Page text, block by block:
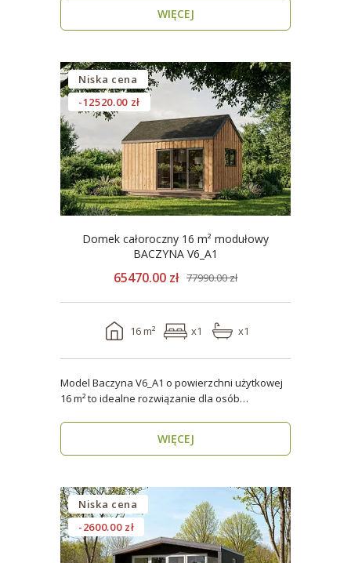
WIĘCEJ
Niska cena
-12520.00 zł
Domek całoroczny 16 m² modułowy
BACZYNA V6_A1
65470.00 zł 77990.00 zł
16 m² x1 x1
Model Baczyna V6_A1 o powierzchni użytkowej
16 m² to idealne rozwiązanie dla osób
WIĘCEJ
Niska cena
-2600.00 zł